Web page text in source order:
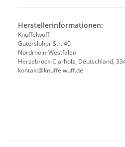
Herstellerinformationen:
Knuffelwuff
Gütersloher Str. 40
Nordrhein-Westfalen
Herzebrock-Clarholz, Deutschland,
kontakt@knuffelwuff.de